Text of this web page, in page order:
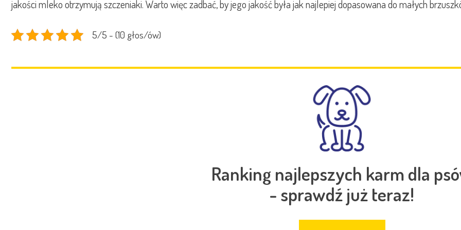
jakości mleko otrzymują szczeniaki. Warto więc zadbać, by jego jakość była jak najlepiej dopasowana do małych
5/5 - (10 głos/ów)
Ranking najlepszych karm dla
- sprawdź już teraz!